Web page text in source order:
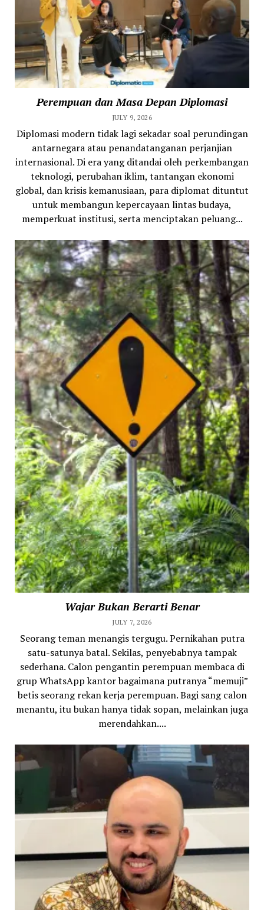
Perempuan dan Masa Depan Diplomasi
JULY 9, 2026
Diplomasi modern tidak lagi sekadar soal perundingan
antarnegara atau penandatanganan perjanjian
internasional. Di era yang ditandai oleh perkembangan
teknologi, perubahan iklim, tantangan ekonomi
global, dan krisis kemanusiaan, para diplomat dituntut
untuk membangun kepercayaan lintas budaya,
memperkuat institusi, serta menciptakan peluang...
Wajar Bukan Berarti Benar
JULY 7, 2026
Seorang teman menangis tergugu. Pernikahan putra
satu-satunya batal. Sekilas, penyebabnya tampak
sederhana. Calon pengantin perempuan membaca di
grup WhatsApp kantor bagaimana putranya “memuji”
betis seorang rekan kerja perempuan. Bagi sang calon
menantu, itu bukan hanya tidak sopan, melainkan juga
merendahkan....